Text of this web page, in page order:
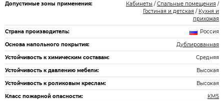
Допустимые зоны применения:
Кабинеты / Спальные помещения /
Гостиная и детская / Кухня и
прихожая
Страна производитель:
Россия
Основа напольного покрытия:
Дублированная
Устойчивость к химическим составам:
Средняя
Устойчивость к давлению мебели:
Высокая
Устойчивость к роликовым креслам:
Высокая
Класс пожарной опасности:
КМ5